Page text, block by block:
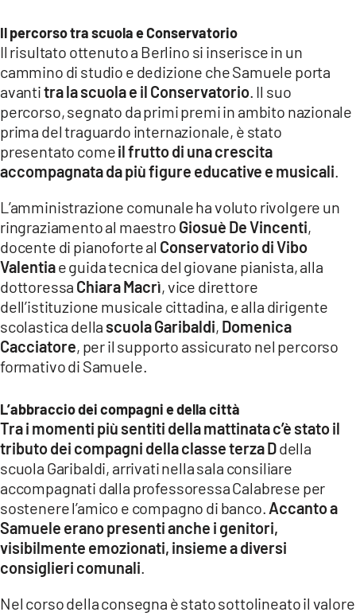
Il percorso tra scuola e Conservatorio
Il risultato ottenuto a Berlino si inserisce in un
cammino di studio e dedizione che Samuele porta
avantitra la scuola e il Conservatorio. Il suo
percorso, segnato da primi premi in ambito nazionale
prima del traguardo internazionale, è stato
presentato comeil frutto di una crescita
accompagnata da più figure educative e musicali
L’amministrazione comunale ha voluto rivolgere un
ringraziamento al maestro Giosuè De Vincenti,
docente di pianoforte al Conservatorio di Vibo
Valentiae guida tecnica del giovane pianista, alla
dottoressa Chiara Macrì, vice direttore
dell’istituzione musicale cittadina, e alla dirigente
scolastica della scuola Garibaldi, Domenica
Cacciatore, per il supporto assicurato nel percorso
formativo di Samuele.
L’abbraccio dei compagni e della città
Tra i momenti più sentiti della mattinata c’è stato il
tributo dei compagni della classe terza Ddella
scuola Garibaldi, arrivati nella sala consiliare
accompagnati dalla professoressa Calabrese per
sostenere l’amico e compagno di banco. Accanto a
Samuele erano presenti anche i genitori,
visibilmente emozionati, insieme a diversi
consiglieri comunali
Nel corso della consegna è stato sottolineato il valore